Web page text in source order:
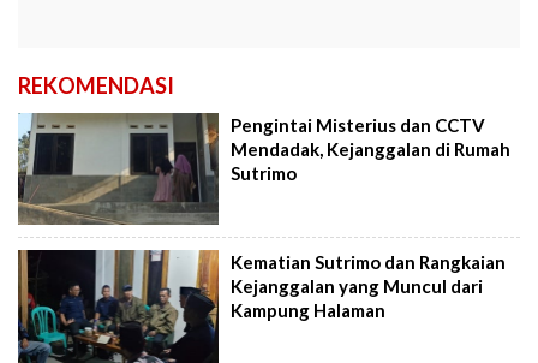
REKOMENDASI
Pengintai Misterius dan CCTV
Mendadak, Kejanggalan di Rumah
Sutrimo
Kematian Sutrimo dan Rangkaian
Kejanggalan yang Muncul dari
Kampung Halaman